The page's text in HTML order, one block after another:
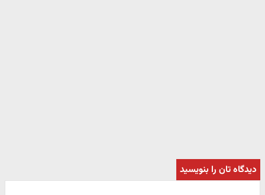
دیدگاه تان را بنویسید